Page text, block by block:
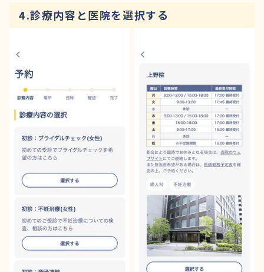
4.診療内容と医院を選択する